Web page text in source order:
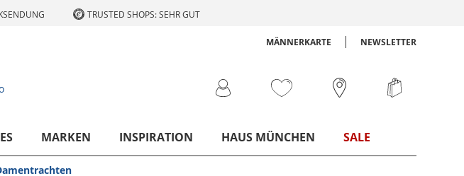
TRUSTED SHOPS: SEHR GUT
MÄNNERKARTE NEWSLETTER
MARKEN INSPIRATION HAUS MÜNCHEN SALE